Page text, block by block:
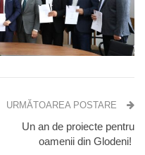
URMĂTOAREA POSTARE
Un an de proiecte pentru
oamenii din Glodeni!